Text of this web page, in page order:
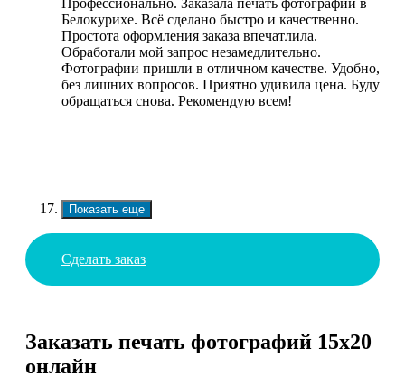
Белокурихе. Всё сделано быстро и качественно.
Простота оформления заказа впечатлила.
Обработали мой запрос незамедлительно.
Фотографии пришли в отличном качестве. Удобно,
без лишних вопросов. Приятно удивила цена. Буду
обращаться снова. Рекомендую всем!
Показать еще
Сделать заказ
Заказать печать фотографий 15х20
онлайн